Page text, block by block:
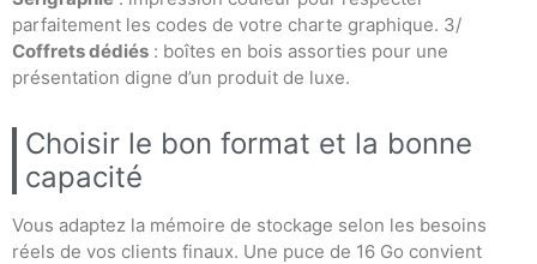
parfaitement les codes de votre charte graphique. 3/
Coffrets dédiés : boîtes en bois assorties pour une
présentation digne d’un produit de luxe.
Choisir le bon format et la bonne
capacité
Vous adaptez la mémoire de stockage selon les besoins
réels de vos clients finaux. Une puce de 16 Go convient